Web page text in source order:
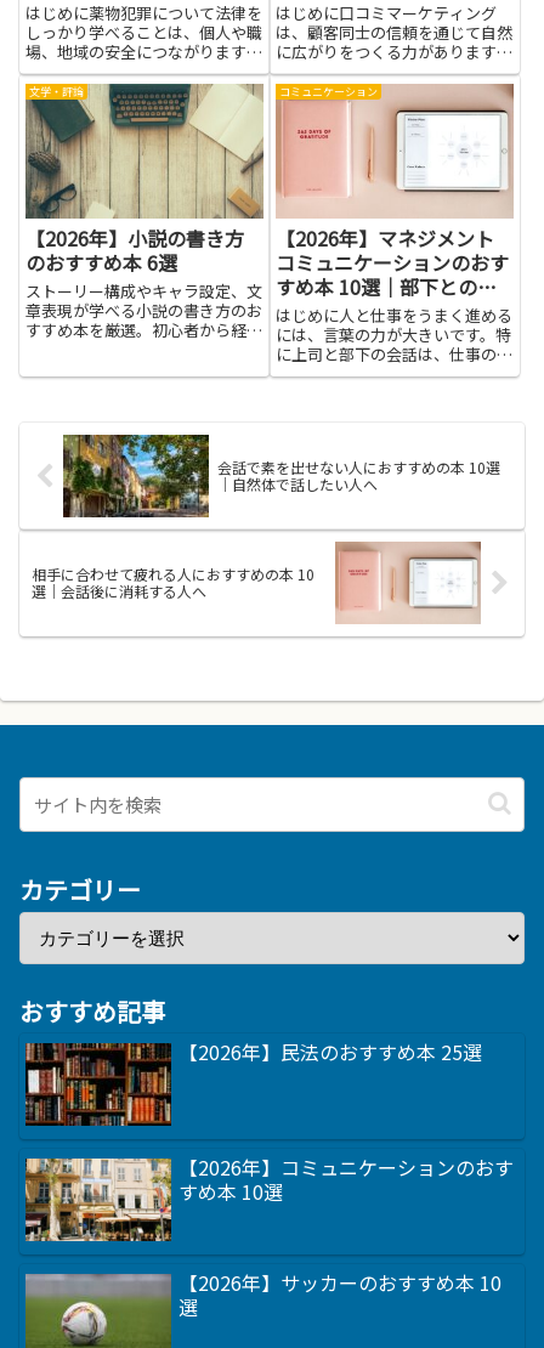
はじめに薬物犯罪について法律を
しっかり学べることは、個人や職
場、地域の安全につながります。
処罰の仕組みや捜査・裁判の流れ
を知ることで、万が一のときに落
ち着いて対応できるようになり、
不要な誤解や二次被害を避ける助
けになります。家族や教育現場
で...
はじめに口コミマーケティング
は、顧客同士の信頼を通じて自然
に広がりをつくる力があります。
本を読むことで、なぜ人が誰かを
紹介したくなるのか、その心理や
行動のメカニズムを体系的に学べ
ます。具体的な事例やフレームを
知れば、自社のサービスや商品に
文学・評論
【2026年】小説の書き方
のおすすめ本 6選
ストーリー構成やキャラ設定、文
章表現が学べる小説の書き方のお
すすめ本を厳選。初心者から経験
コミュニケーション
【2026年】マネジメント
コミュニケーションのおす
すめ本 10選｜部下との対
話を改善する
はじめに人と仕事をうまく進める
には、言葉の力が大きいです。特
に上司と部下の会話は、仕事の方
向性やモチベーションを左右しま
く...
会話で素を出せない人におすすめの本 10選
｜自然体で話したい人へ
相手に合わせて疲れる人におすすめの本 10
選｜会話後に消耗する人へ
カテゴリー
おすすめ記事
【2026年】民法のおすすめ本 25選
【2026年】コミュニケーションのおす
すめ本 10選
【2026年】サッカーのおすすめ本 10
選